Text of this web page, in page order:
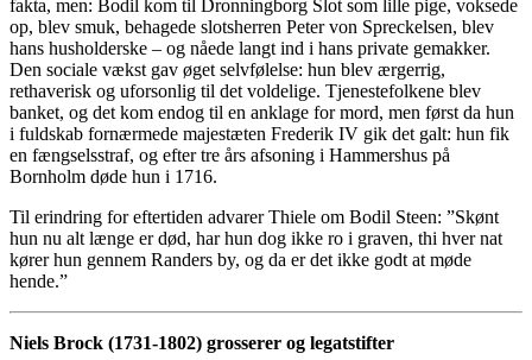
fakta, men: Bodil kom til Dronningborg Slot som lille pige, voksede
op, blev smuk, behagede slotsherren Peter von Spreckelsen, blev
hans husholderske – og nåede langt ind i hans private gemakker.
Den sociale vækst gav øget selvfølelse: hun blev ærgerrig,
rethaverisk og uforsonlig til det voldelige. Tjenestefolkene blev
banket, og det kom endog til en anklage for mord, men først da hun
i fuldskab fornærmede majestæten Frederik IV gik det galt: hun fik
en fængselsstraf, og efter tre års afsoning i Hammershus på
Bornholm døde hun i 1716.
Til erindring for eftertiden advarer Thiele om Bodil Steen: ”Skønt
hun nu alt længe er død, har hun dog ikke ro i graven, thi hver nat
kører hun gennem Randers by, og da er det ikke godt at møde
hende.”
Niels Brock (1731-1802) grosserer og legatstifter